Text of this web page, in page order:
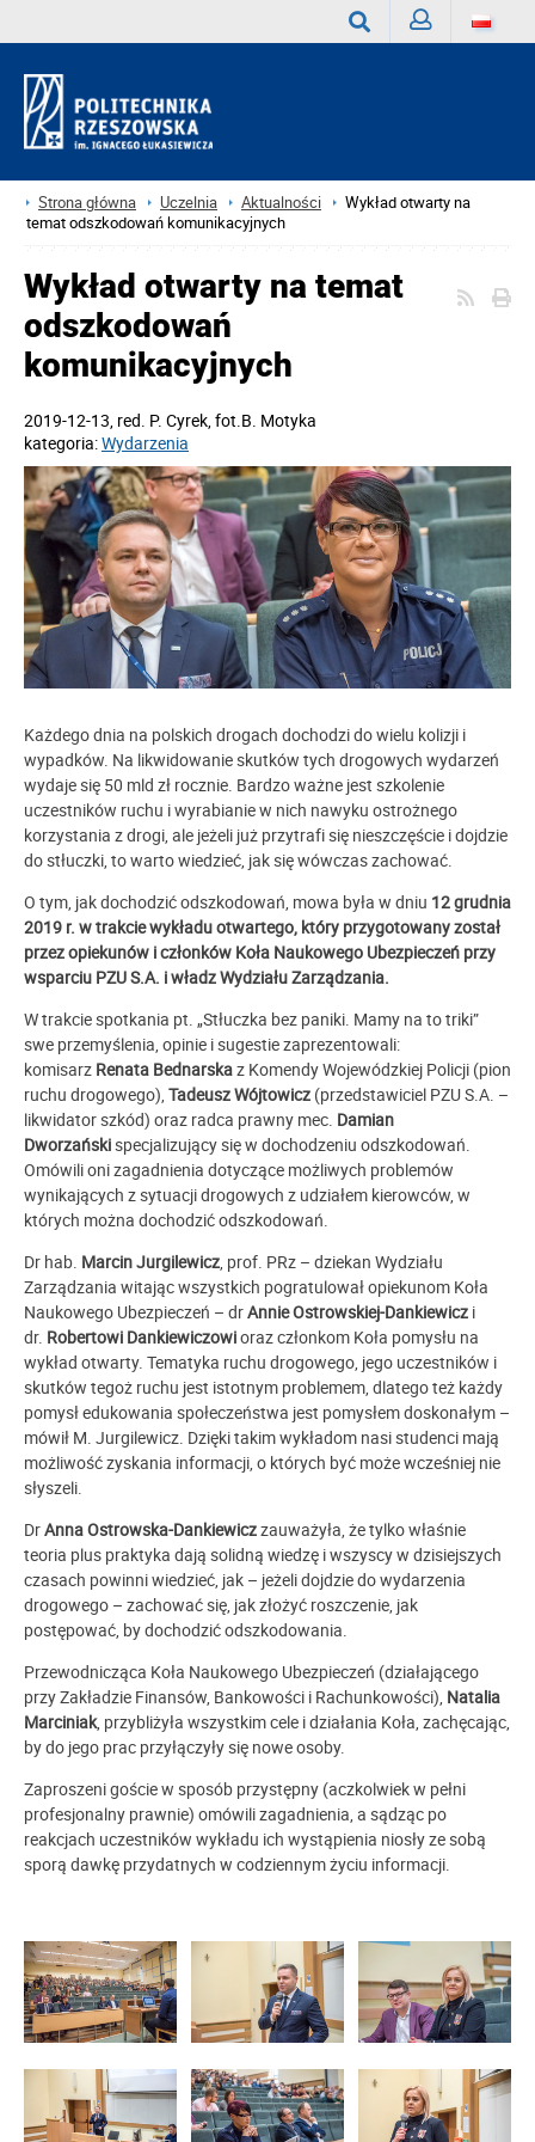
Strona główna Uczelnia Aktualności
Wykład otwarty na
temat odszkodowań komunikacyjnych
Wykład otwarty na temat
odszkodowań
komunikacyjnych
2019-12-13, red. P. Cyrek, fot.B. Motyka
kategoria:Wydarzenia
Każdego dnia na polskich drogach dochodzi do wielu kolizji i
wypadków. Na likwidowanie skutków tych drogowych wydarzeń
wydaje się 50 mld zł rocznie. Bardzo ważne jest szkolenie
uczestników ruchu i wyrabianie w nich nawyku ostrożnego
korzystania z drogi, ale jeżeli już przytrafi się nieszczęście i dojdzie
do stłuczki, to warto wiedzieć, jak się wówczas zachować.
O tym, jak dochodzić odszkodowań, mowa była w dniu 12 grudnia
2019 r. w trakcie wykładu otwartego, który przygotowany został
przez opiekunów i członków Koła Naukowego Ubezpieczeń przy
wsparciu PZU S.A. i władz Wydziału Zarządzania.
W trakcie spotkania pt. „Stłuczka bez paniki. Mamy na to triki”
swe przemyślenia, opinie i sugestie zaprezentowali:
komisarz Renata Bednarskaz Komendy Wojewódzkiej Policji (pion
ruchu drogowego), Tadeusz Wójtowicz (przedstawiciel PZU S.A. –
likwidator szkód) oraz radca prawny mec. Damian
Dworzańskispecjalizujący się w dochodzeniu odszkodowań.
Omówili oni zagadnienia dotyczące możliwych problemów
wynikających z sytuacji drogowych z udziałem kierowców, w
których można dochodzić odszkodowań.
Dr hab. Marcin Jurgilewicz, prof. PRz – dziekan Wydziału
Zarządzania witając wszystkich pogratulował opiekunom Koła
Naukowego Ubezpieczeń – drAnnie Ostrowskiej-Dankiewicz i
dr. Robertowi Dankiewiczowioraz członkom Koła pomysłu na
wykład otwarty. Tematyka ruchu drogowego, jego uczestników i
skutków tegoż ruchu jest istotnym problemem, dlatego też każdy
pomysł edukowania społeczeństwa jest pomysłem doskonałym –
mówił M. Jurgilewicz. Dzięki takim wykładom nasi studenci mają
możliwość zyskania informacji, o których być może wcześniej nie
słyszeli.
DrAnna Ostrowska-Dankiewiczzauważyła, że tylko właśnie
teoria plus praktyka dają solidną wiedzę i wszyscy w dzisiejszych
czasach powinni wiedzieć, jak – jeżeli dojdzie do wydarzenia
drogowego – zachować się, jak złożyć roszczenie, jak
postępować, by dochodzić odszkodowania.
Przewodnicząca Koła Naukowego Ubezpieczeń (działającego
przy Zakładzie Finansów, Bankowości i Rachunkowości), Natalia
Marciniak, przybliżyła wszystkim cele i działania Koła, zachęcając,
by do jego prac przyłączyły się nowe osoby.
Zaproszeni goście w sposób przystępny (aczkolwiek w pełni
profesjonalny prawnie) omówili zagadnienia, a sądząc po
reakcjach uczestników wykładu ich wystąpienia niosły ze sobą
sporą dawkę przydatnych w codziennym życiu informacji.